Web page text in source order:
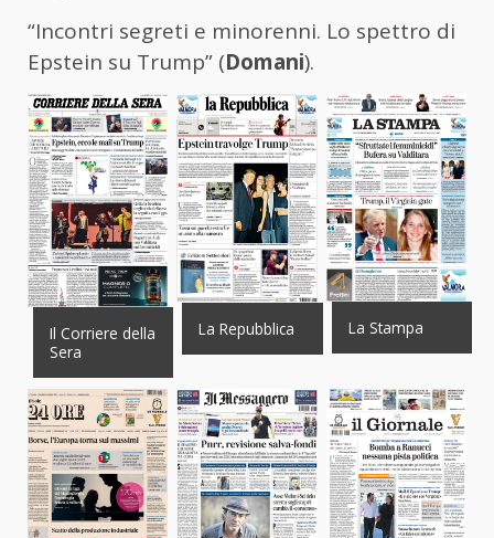
“Incontri segreti e minorenni. Lo spettro di
Epstein su Trump” (Domani).
Il Corriere della
Sera
La Repubblica La Stampa